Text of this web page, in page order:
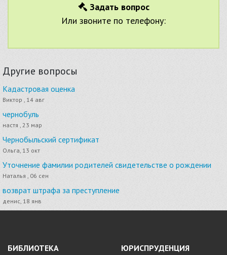
Задать вопрос
Или звоните по телефону:
Другие вопросы
Кадастровая оценка
Виктор , 14 авг
чернобуль
настя , 23 мар
Чернобыльский сертификат
Ольга, 13 окт
Уточнение фамилии родителей свидетельстве о рождении
Наталья , 06 сен
возврат штрафа за преступление
денис, 18 янв
БИБЛИОТЕКА ЮРИСПРУДЕНЦИЯ